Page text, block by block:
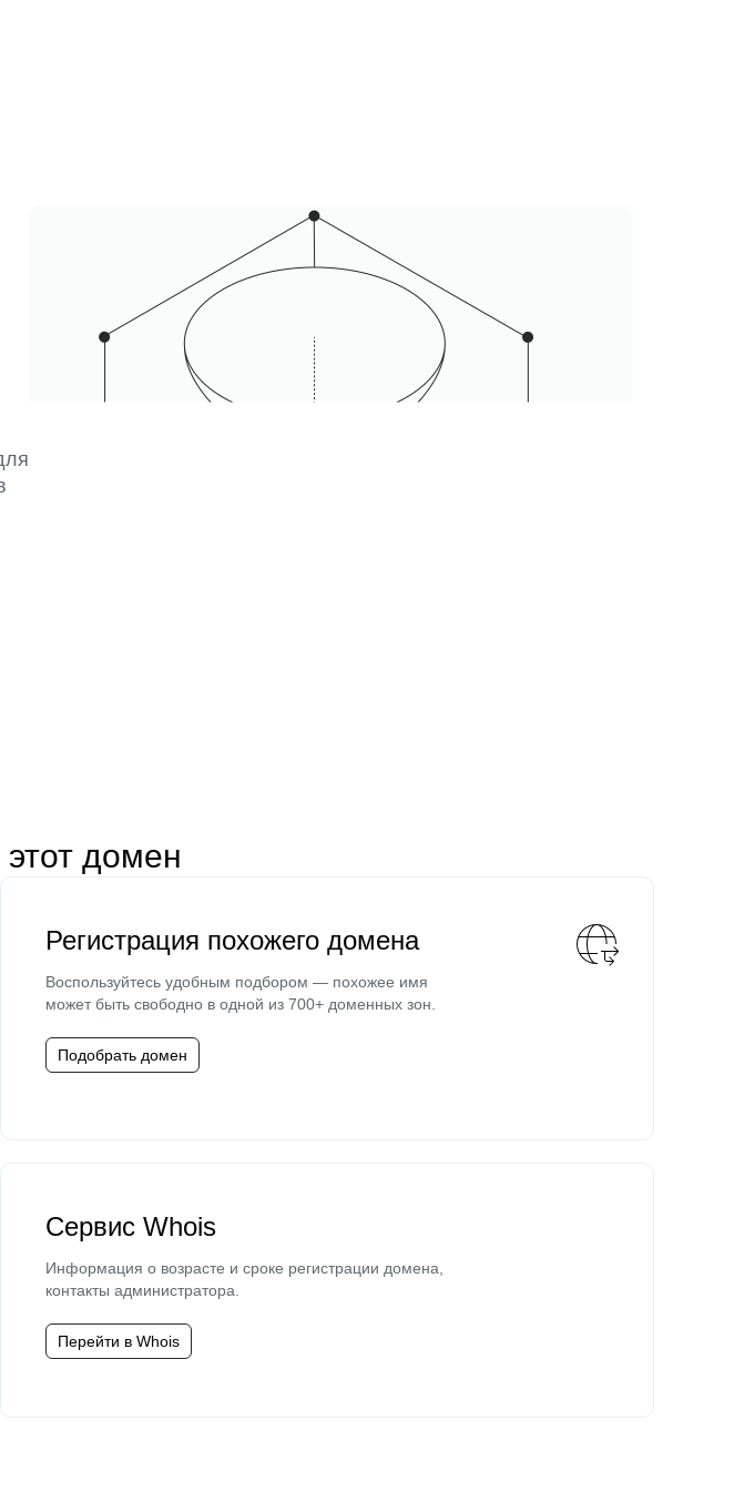
этот домен
Регистрация похожего домена
Воспользуйтесь удобным подбором — похожее имя
может быть свободно в одной из 700+ доменных зон.
Подобрать домен
Сервис Whois
Информация о возрасте и сроке регистрации домена,
контакты администратора.
Перейти в Whois